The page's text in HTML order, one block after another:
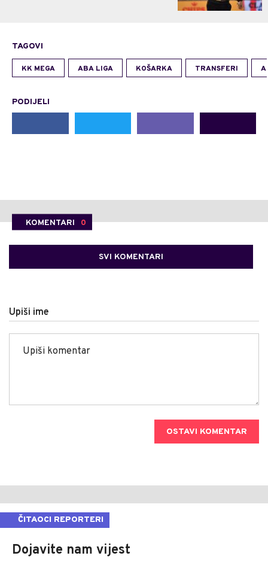
TAGOVI
KK MEGA ABA LIGA KOŠARKA TRANSFERI
PODIJELI
KOMENTARI 0
SVI KOMENTARI
Upiši ime
OSTAVI KOMENTAR
ČITAOCI REPORTERI
Dojavite nam vijest